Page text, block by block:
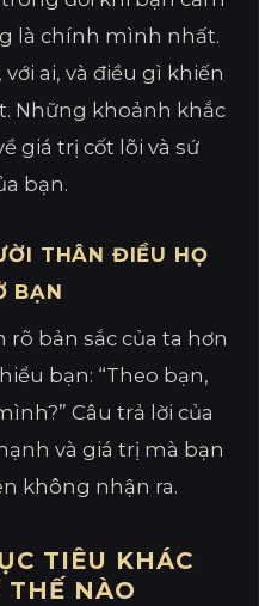
là chính mình nhất.
ai, và điều gì khiến
Những khoảnh khắc
giá trị cốt lõi và sứ
bạn.
THÂN ĐIỀU HỌ
BẠN
bản sắc của ta hơn
bạn: “Theo bạn,
Câu trả lời của
và giá trị mà bạn
không nhận ra.
TIÊU KHÁC
NÀO